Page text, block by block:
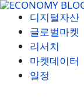
컨
디지털자산
글로벌마켓
리서치
마켓데이터
일정